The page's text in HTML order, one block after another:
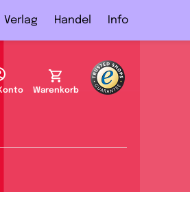
Verlag Handel Info
Warenkorb